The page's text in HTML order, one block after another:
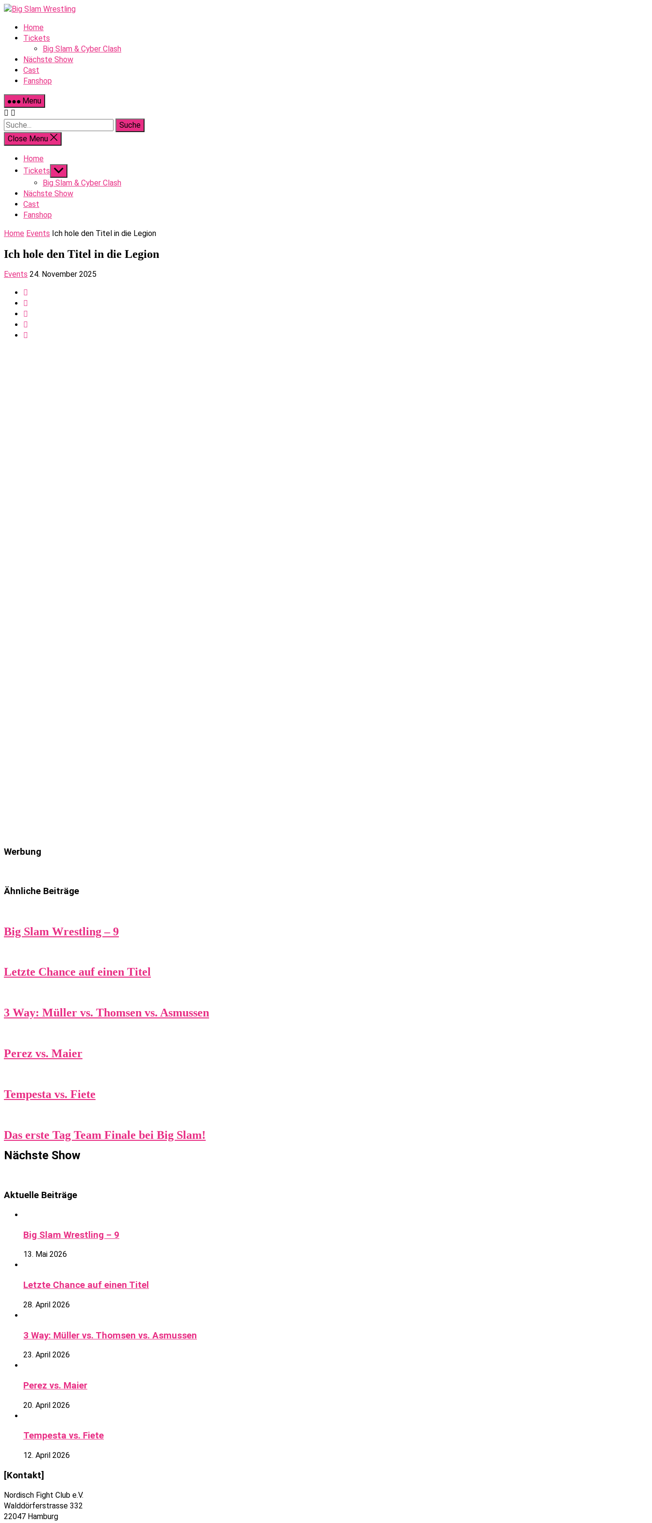
Skip
contentHome
Tickets
Big Slam & Cyber Clash
Nächste Show
Cast
Fanshop
Menu
Suche
Close Menu
Home
Tickets Show
sub
menu
Big Slam & Cyber Clash
Nächste Show
Cast
Fanshop
Home Events Ich hole den Titel in die Legion
Ich hole den Titel in die Legion
Events 24. November 2025
Werbung
Ähnliche Beiträge
Big Slam Wrestling – 9
Letzte Chance auf einen Titel
3 Way: Müller vs. Thomsen vs. Asmussen
Perez vs. Maier
Tempesta vs. Fiete
Das erste Tag Team Finale bei Big Slam!
Nächste Show
Aktuelle Beiträge
Big Slam Wrestling – 9
13. Mai 2026
Letzte Chance auf einen Titel
28. April 2026
3 Way: Müller vs. Thomsen vs. Asmussen
23. April 2026
Perez vs. Maier
20. April 2026
Tempesta vs. Fiete
12. April 2026
[Kontakt]
Nordisch Fight Club e.V.
Walddörferstrasse 332
22047 Hamburg